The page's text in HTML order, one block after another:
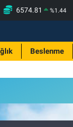
6574.81 %1.44
Beslenme